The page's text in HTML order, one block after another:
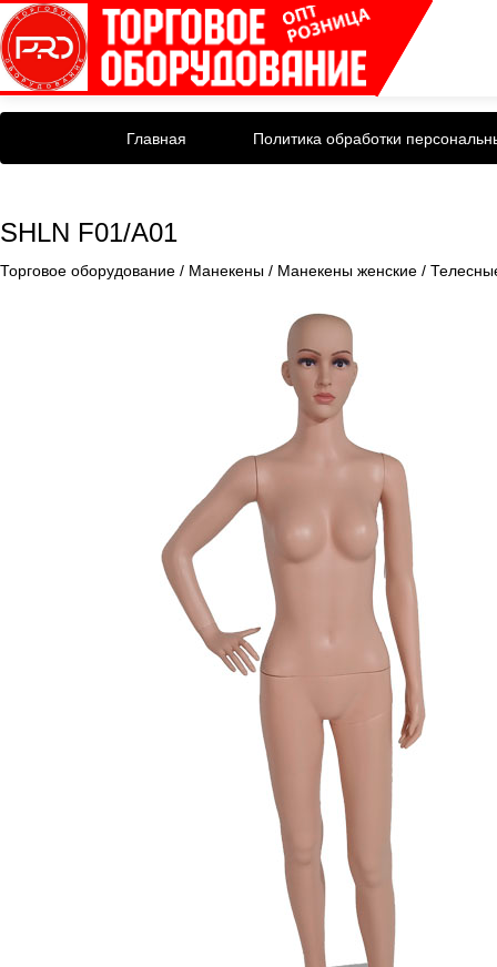
Главная Политика обработки
SHLN F01/A01
Торговое оборудование / Манекены / Манекены женские /